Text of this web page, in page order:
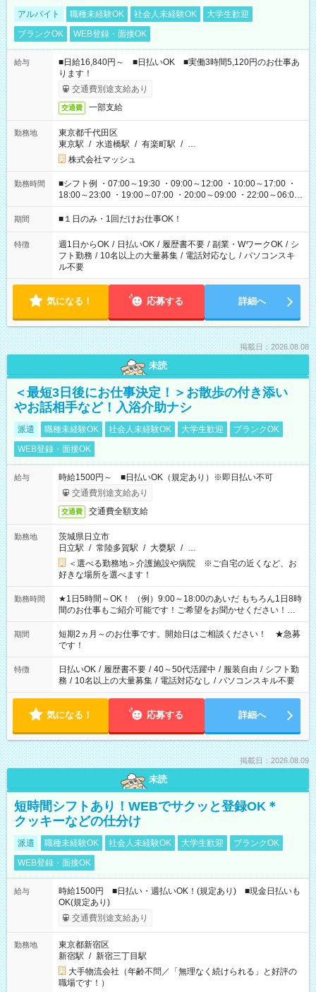
アルバイト 職種未経験OK 社会人未経験OK
大学生歓迎
ブランクOK
WEB登録・面接OK
給与
■日給16,840円～ ■日払いOK ■実働3時間5,120円のお仕事あ
ります！
交通費別途支給あり
交通費 一部支給
勤務地
東京都千代田区
東京駅 / 水道橋駅 / 有楽町駅 / …
株式会社マッシュ
勤務時間
■シフト例 ・07:00～19:30 ・09:00～12:00 ・10:00～17:00 ・
18:00～23:00 ・19:00～07:00 ・20:00～09:00 ・22:00～06:00
etc ★最短で3時間で5,120円のお仕事から 15時間で2万円近く稼
げるお仕事も！ ご希望のお時間に合わせてご紹介！ ※シフトは
ください！
期間 ■１日のみ・1回だけお仕事OK！
特徴 週1日からOK / 日払いOK / 履歴書不要 / 副業・WワークOK / シ
フト勤務 / 10名以上の大量募集 / 電話対応なし / パソコンスキ
ル不要
気になる！ 応募する 詳細へ
掲載日：2026.08.08
未読
＜最短3日後にお仕事決定！＞お散歩の付き添い
やお話相手など！入浴介助ナシ
派遣 職種未経験OK 社会人未経験OK 大学生歓迎
ブランクOK
WEB登録・面接OK
給与
時給1500円～ ■日払いOK（規定あり）※即日払い不可
交通費別途支給あり
交通費 交通費全額支給
勤務地
茨城県日立市
日立駅 / 常陸多賀駅 / 大甕駅 / …
＜選べる勤務地＞介護施設や病院 ※ご自宅の近くなど、お
好きな場所を選べます！
勤務時間
★1日5時間～OK！ （例）9:00～18:00のあいだ もちろん1日8時
間のお仕事もご紹介可能です！ご希望をお聞かせください！★
家庭の都合でお休みが必要な場合も遠慮なくご相談ください。
※週最低15時間以上の勤務が必要です
期間
短期2ヵ月～のお仕事です。開始日はご相談ください！ ★急募
です！
特徴 日払いOK / 履歴書不要 / 40～50代活躍中 / 服装自由 / シフト勤
務 / 10名以上の大量募集 / 電話対応なし / パソコンスキル不要
気になる！ 応募する 詳細へ
掲載日：2026.08.09
未読
短時間シフトあり！WEBでサクッと登録OK＊
クッキーなどの仕分け
派遣 職種未経験OK 社会人未経験OK 大学生歓迎
ブランクOK
WEB登録・面接OK
給与
時給1500円 ■日払い・週払いOK！(規定あり) ■現金日払いも
OK(規定あり)
交通費別途支給あり
勤務地
東京都新宿区
新宿駅 / 新宿三丁目駅
大手物流会社（年齢不問／「無理なく続けられる」と好評の
職場です！）